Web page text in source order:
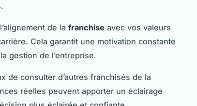
de la franchise avec vos valeurs
Cela garantit une motivation constante
gestion de l’entreprise.
de consulter d’autres franchisés de la
réelles peuvent apporter un éclairage